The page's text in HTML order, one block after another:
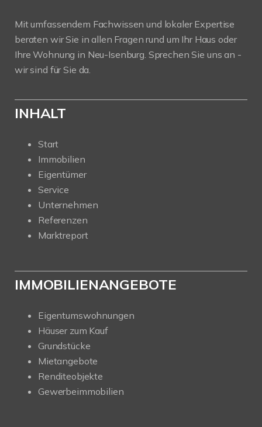
Mit umfassendem Fachwissen und lokaler Expertise
beraten wir Sie in allen Fragen rund um Ihr Haus oder
Ihre Wohnung in Neu-Isenburg. Sprechen Sie uns an -
wir sind für Sie da.
INHALT
Start
Immobilien
Eigentümer
Service
Unternehmen
Referenzen
Marktreport
IMMOBILIENANGEBOTE
Eigentumswohnungen
Häuser zum Kauf
Grundstücke
Mietangebote
Renditeobjekte
Gewerbeimmobilien